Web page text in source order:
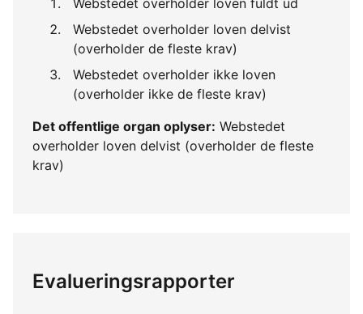
Webstedet overholder loven delvist
(overholder de fleste krav)
Webstedet overholder ikke loven
(overholder ikke de fleste krav)
Det offentlige organ oplyser: Webstedet
overholder loven delvist (overholder de fleste
krav)
Evalueringsrapporter